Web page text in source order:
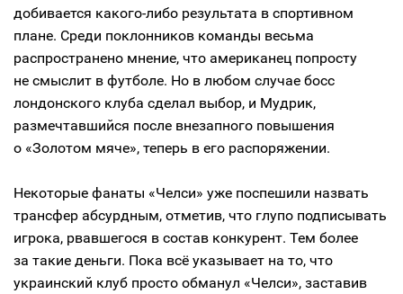
добивается какого-либо результата в спортивном
плане. Среди поклонников команды весьма
распространено мнение, что американец попросту
не смыслит в футболе. Но в любом случае босс
лондонского клуба сделал выбор, и Мудрик,
размечтавшийся после внезапного повышения
о «Золотом мяче», теперь в его распоряжении.
Некоторые фанаты «Челси» уже поспешили назвать
трансфер абсурдным, отметив, что глупо подписывать
игрока, рвавшегося в состав конкурент. Тем более
за такие деньги. Пока всё указывает на то, что
украинский клуб просто обманул «Челси», заставив